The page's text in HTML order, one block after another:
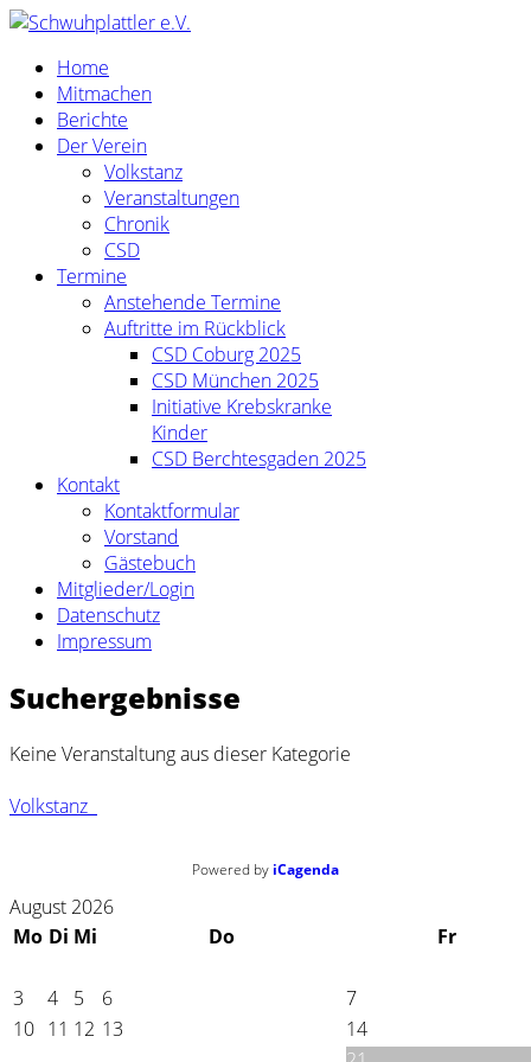
Home
Mitmachen
Berichte
Der Verein
Volkstanz
Veranstaltungen
Chronik
CSD
Termine
Anstehende Termine
Auftritte im Rückblick
CSD Coburg 2025
CSD München 2025
Initiative Krebskranke
Kinder
CSD Berchtesgaden 2025
Kontakt
Kontaktformular
Vorstand
Gästebuch
Mitglieder/Login
Datenschutz
Impressum
Suchergebnisse
Keine Veranstaltung aus dieser Kategorie
Volkstanz
Powered by iCagenda
Jahr
Monat
Jahr
Monat
August 2026
Mo Di Mi Do Fr
3 4 5 6
7
10 11 12 13
14